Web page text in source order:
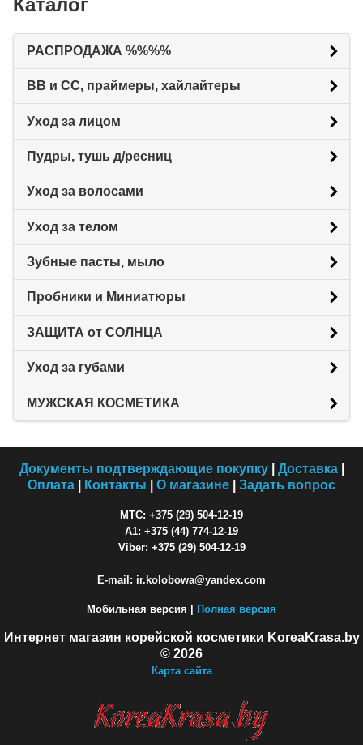
РАСПРОДАЖА %%%%
BB и CC, праймеры, хайлайтеры
Уход за лицом
Пудры, тушь д/ресниц
Уход за волосами
Уход за телом
Зубные пасты, мыло
Пробники и Миниатюры
ЗАЩИТА от СОЛНЦА
Уход за губами
МУЖСКАЯ КОСМЕТИКА
Документы подтверждающие покупку| Доставка|
Оплата
Контакты О магазине Задать вопрос
МТС: +375 (29) 504-12-19
A1: +375 (44) 774-12-19
Viber: +375 (29) 504-12-19
E-mail: ir.kolobowa@yandex.com
Мобильная версия | Полная версия
Интернет магазин корейской косметики KoreaKrasa.by
© 2026
Карта сайта